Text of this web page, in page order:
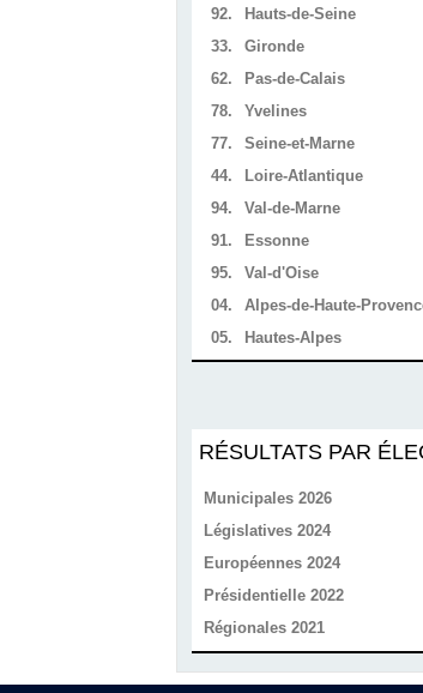
92.
Hauts-de-Seine
33.
Gironde
62.
Pas-de-Calais
78.
Yvelines
77.
Seine-et-Marne
44.
Loire-Atlantique
94.
Val-de-Marne
91.
Essonne
95.
Val-d'Oise
04.
Alpes-de-Haute-
05.
Hautes-Alpes
RÉSULTATS PAR
Municipales 2026
Législatives 2024
Européennes 2024
Présidentielle 2022
Régionales 2021